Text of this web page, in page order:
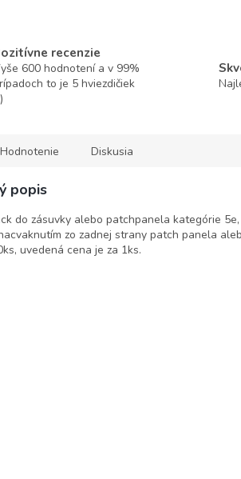
recenzie
600 hodnotení a v 99%
to je 5 hviezdičiek
Hodnotenie Diskusia
popis
do zásuvky alebo patchpanela kategórie
zo zadnej strany patch panela
uvedená cena je za 1ks.